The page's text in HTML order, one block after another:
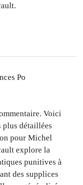
Po
Voici
détaillées
pour Michel
explore la
punitives à
des supplices